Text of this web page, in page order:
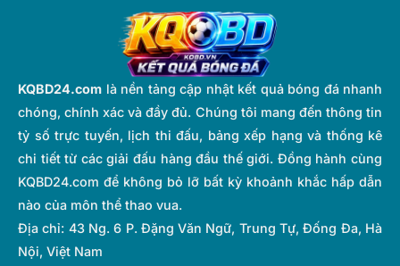
KQBD24.com là nền tảng cập nhật kết quả bóng đá nhanh
chóng, chính xác và đầy đủ. Chúng tôi mang đến thông tin
tỷ số trực tuyến, lịch thi đấu, bảng xếp hạng và thống kê
chi tiết từ các giải đấu hàng đầu thế giới. Đồng hành cùng
KQBD24.com để không bỏ lỡ bất kỳ khoảnh khắc hấp dẫn
nào của môn thể thao vua.
Địa chỉ: 43 Ng. 6 P. Đặng Văn Ngữ, Trung Tự, Đống Đa, Hà
Nội, Việt Nam